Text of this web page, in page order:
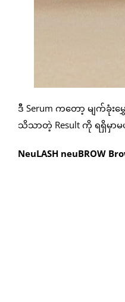
ဒီ Serum ကတော့ မျက်ခုံး
သိသာတဲ့ Result ကို ရရှိမှာမ
NeuLASH neuBROW